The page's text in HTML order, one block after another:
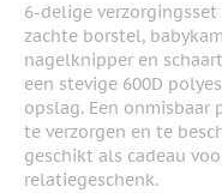
6-delige verzorgingsset
zachte borstel,
nagelknipper en
een stevige 600D
opslag. Een onmisbaar
te verzorgen en te
geschikt als cadeau
relatiegeschenk.